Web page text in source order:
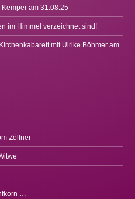
am 31.08.25
im Himmel verzeichnet sind!
mit Ulrike Böhmer am
Zöllner
…